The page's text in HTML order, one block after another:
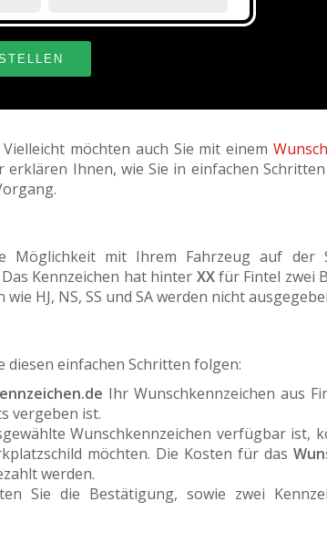
möchten auch Sie mit einem
Ihnen, wie Sie in einfachen
Möglichkeit mit Ihrem Fahrzeug auf der
Kennzeichen hat hinter XXfür Fintel zwei
HJ, NS, SS und SA werden nicht
diesen einfachen Schritten folgen:
Ihr Wunschkennzeichen aus
vergeben ist.
Wunschkennzeichen verfügbar ist,
möchten. Die Kosten für das
werden.
Sie die Bestätigung, sowie zwei